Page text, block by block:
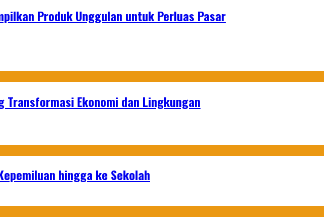
Produk Unggulan untuk Perluas Pasar
Ekonomi dan Lingkungan
hingga ke Sekolah